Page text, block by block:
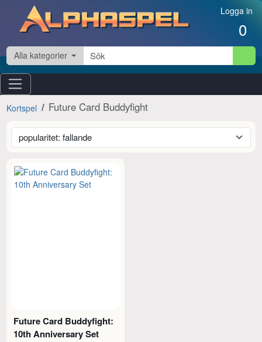
Hoppa till innehåll Logga in
0
Alla kategorier
Kortspel Future Card Buddyfight
Future Card Buddyfight:
10th Anniversary Set